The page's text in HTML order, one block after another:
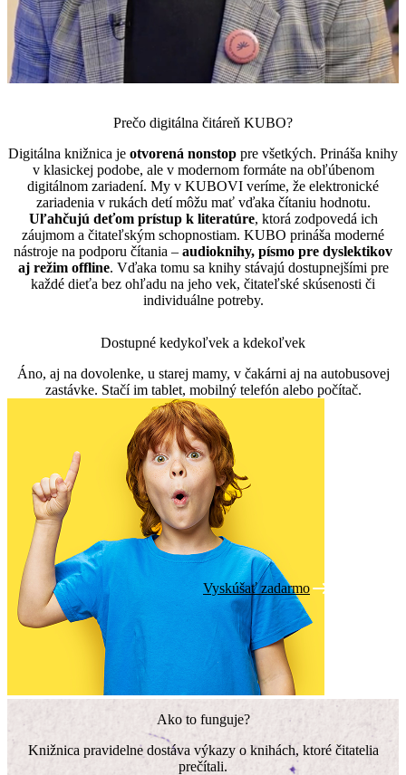
Prečo digitálna čitáreň KUBO?
Digitálna knižnica je otvorená nonstop pre všetkých. Prináša knihy
v klasickej podobe, ale v modernom formáte na obľúbenom
digitálnom zariadení. My v KUBOVI veríme, že elektronické
zariadenia v rukách detí môžu mať vďaka čítaniu hodnotu.
Uľahčujú deťom prístup k literatúre, ktorá zodpovedá ich
záujmom a čitateľským schopnostiam. KUBO prináša moderné
nástroje na podporu čítania – audioknihy, písmo pre dyslektikov
aj režim offline. Vďaka tomu sa knihy stávajú dostupnejšími pre
každé dieťa bez ohľadu na jeho vek, čitateľské skúsenosti či
individuálne potreby.
Dostupné kedykoľvek a kdekoľvek
Áno, aj na dovolenke, u starej mamy, v čakárni aj na autobusovej
zastávke. Stačí im tablet, mobilný telefón alebo počítač.
Vyskúšať zadarmo
Ako to funguje?
Knižnica pravidelne dostáva výkazy o knihách, ktoré čitatelia
prečítali.